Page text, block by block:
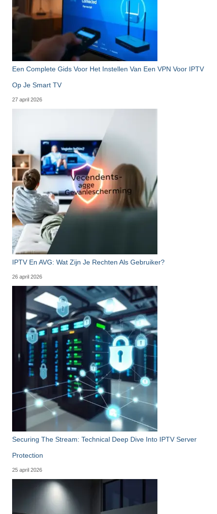
Een Complete Gids Voor Het Instellen Van Een VPN Voor IPTV
Op Je Smart TV
27 april 2026
IPTV En AVG: Wat Zijn Je Rechten Als Gebruiker?
26 april 2026
Securing The Stream: Technical Deep Dive Into IPTV Server
Protection
25 april 2026